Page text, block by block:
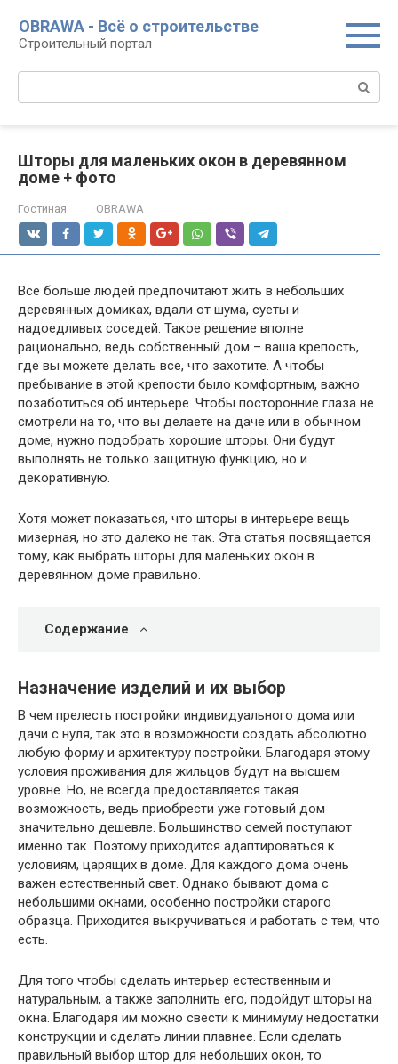
контенту
OBRAWA - Всё о строительстве
Строительный портал
Шторы для маленьких окон в деревянном
доме + фото
Гостиная OBRAWA
Все больше людей предпочитают жить в небольших
деревянных домиках, вдали от шума, суеты и
надоедливых соседей. Такое решение вполне
рационально, ведь собственный дом – ваша крепость,
где вы можете делать все, что захотите. А чтобы
пребывание в этой крепости было комфортным, важно
позаботиться об интерьере. Чтобы посторонние глаза не
смотрели на то, что вы делаете на даче или в обычном
доме, нужно подобрать хорошие шторы. Они будут
выполнять не только защитную функцию, но и
декоративную.
Хотя может показаться, что шторы в интерьере вещь
мизерная, но это далеко не так. Эта статья посвящается
тому, как выбрать шторы для маленьких окон в
деревянном доме правильно.
Содержание
Назначение изделий и их выбор
В чем прелесть постройки индивидуального дома или
дачи с нуля, так это в возможности создать абсолютно
любую форму и архитектуру постройки. Благодаря этому
условия проживания для жильцов будут на высшем
уровне. Но, не всегда предоставляется такая
возможность, ведь приобрести уже готовый дом
значительно дешевле. Большинство семей поступают
именно так. Поэтому приходится адаптироваться к
условиям, царящих в доме. Для каждого дома очень
важен естественный свет. Однако бывают дома с
небольшими окнами, особенно постройки старого
образца. Приходится выкручиваться и работать с тем, что
есть.
Для того чтобы сделать интерьер естественным и
натуральным, а также заполнить его, подойдут шторы на
окна. Благодаря им можно свести к минимуму недостатки
конструкции и сделать линии плавнее. Если сделать
правильный выбор штор для небольших окон, то